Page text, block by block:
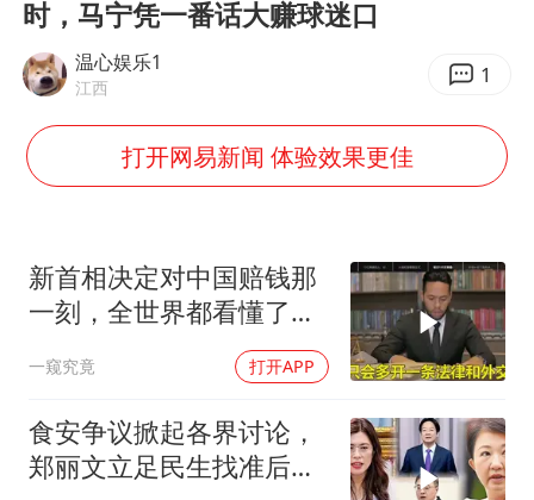
“不建议大家买深色蛋糕”
台风白海豚逼近 暴雨大暴雨来袭
公司“上四休三”但要降薪1000元
47岁妈妈突然产女 26岁女儿：很震惊
97岁英国奶奶飞上天再破吉尼斯纪录
“中国蔬菜之乡”最高温达41.8℃
如何把百年大党建设得更加坚强有力？
时，马宁凭一番话大赚球迷口
温心娱乐1
江西 1
打开网易新闻 体验效果更佳
新首相决定对中国赔钱那
一刻，全世界都看懂了：
一窥究竟 打开APP
食安争议掀起各界讨论，
郑丽文立足民生找准后续